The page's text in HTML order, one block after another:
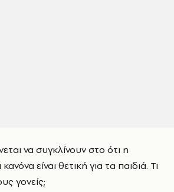
να συγκλίνουν στο ότι η
είναι θετική για τα παιδιά. Τι
γονείς;